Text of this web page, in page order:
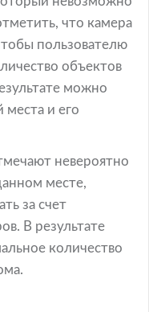
что камера
пользователю
объектов
можно
места и его
невероятно
месте,
за счет
В результате
количество